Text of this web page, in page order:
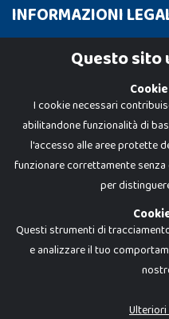
INFORMAZIONI
Cookie Policy
Dadi e Mattoncini è un brand di
I prezzi e le promozioni pubblicate
Questo sito
I cookie necessari
abilitandone funzionalità di
l'accesso alle aree protette
funzionare correttamente
per
Questi strumenti di
e analizzare il tuo